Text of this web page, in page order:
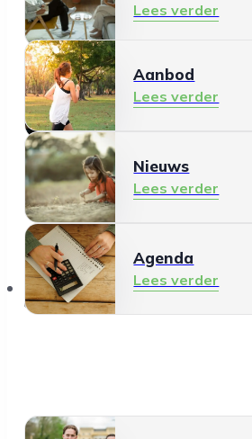
Lees verder
Schermgebruik
Lees verder
Aanbod
Lees verder
Nieuws
Lees verder
Agenda
Lees verder
Over ons